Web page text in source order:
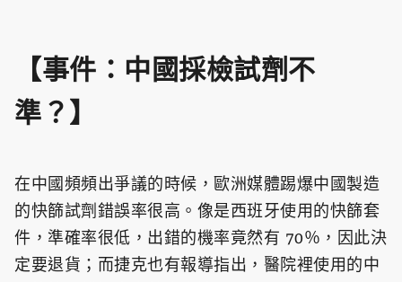
【事件：中國採檢試劑不
準？】
在中國頻頻出爭議的時候，歐洲媒體踢爆中國製造
的快篩試劑錯誤率很高。像是西班牙使用的快篩套
件，準確率很低，出錯的機率竟然有 70％，因此決
定要退貨；而捷克也有報導指出，醫院裡使用的中